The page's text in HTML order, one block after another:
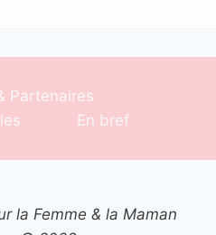
Partenaires
En bref
la Femme & la Maman